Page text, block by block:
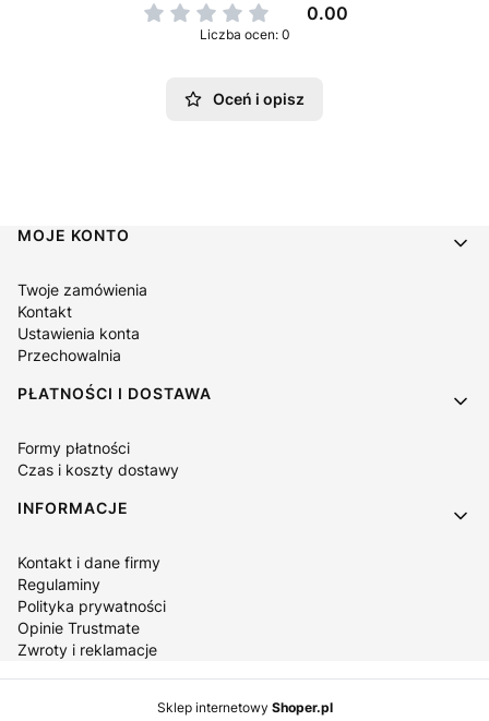
0.00
Liczba ocen: 0
Oceń i opisz
Linki w stopce
MOJE KONTO
Twoje zamówienia
Kontakt
Ustawienia konta
Przechowalnia
PŁATNOŚCI I DOSTAWA
Formy płatności
Czas i koszty dostawy
INFORMACJE
Kontakt i dane firmy
Regulaminy
Polityka prywatności
Opinie Trustmate
Zwroty i reklamacje
Sklep internetowy Shoper.pl